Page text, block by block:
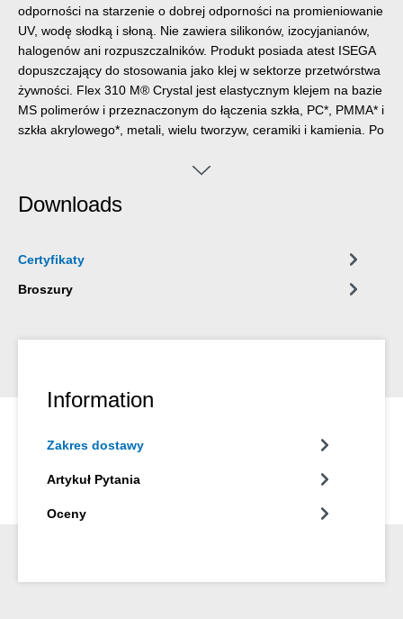
odporności na starzenie o dobrej odporności na promieniowanie
UV, wodę słodką i słoną. Nie zawiera silikonów, izocyjanianów,
halogenów ani rozpuszczalników. Produkt posiada atest ISEGA
dopuszczający do stosowania jako klej w sektorze przetwórstwa
żywności. Flex 310 M® Crystal jest elastycznym klejem na bazie
MS polimerów i przeznaczonym do łączenia szkła, PC*, PMMA* i
szkła akrylowego*, metali, wielu tworzyw, ceramiki i kamienia. Po
polecany do aplikacji wymagających niewidocznej spoiny. Flex
urządzeń, kontenerów, karoserii i pojazdów, konstrukcjach
gdzie nie znajdują zastosowania silikony.
Downloads
Certyfikaty
Broszury
Information
Zakres dostawy
Artykuł Pytania
Oceny